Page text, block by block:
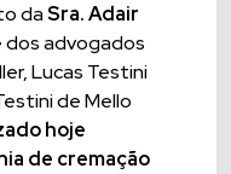
daSra. Adair
dos advogados
Lucas Testini
de Mello
hoje
de cremação